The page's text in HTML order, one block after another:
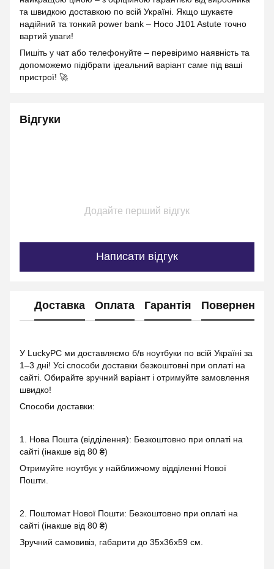
та швидкою доставкою по всій Україні. Якщо шукаєте
надійний та тонкий power bank – Hoco J101 Astute точно
вартий уваги!
Пишіть у чат або телефонуйте – перевіримо наявність та
допоможемо підібрати ідеальний варіант саме під ваші
пристрої! 🚀
Відгуки
Додайте перший відгук
Написати відгук
Доставка Оплата Гарантія Повернення
У LuckyPC ми доставляємо б/в ноутбуки по всій Україні за
1–3 дні! Усі способи доставки безкоштовні при оплаті на
сайті. Обирайте зручний варіант і отримуйте замовлення
швидко!
Способи доставки:
1. Нова Пошта (відділення): Безкоштовно при оплаті на
сайті (інакше від 80 ₴)
Отримуйте ноутбук у найближчому відділенні Нової
Пошти.
2. Поштомат Нової Пошти: Безкоштовно при оплаті на
сайті (інакше від 80 ₴)
Зручний самовивіз, габарити до 35x36x59 см.